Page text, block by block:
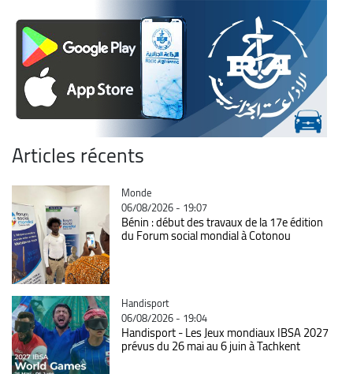
Articles récents
Catégorie
Monde
06/08/2026 - 19:07
Bénin : début des travaux de la 17e édition
du Forum social mondial à Cotonou
Catégorie
Handisport
06/08/2026 - 19:04
Handisport - Les Jeux mondiaux IBSA 2027
prévus du 26 mai au 6 juin à Tachkent